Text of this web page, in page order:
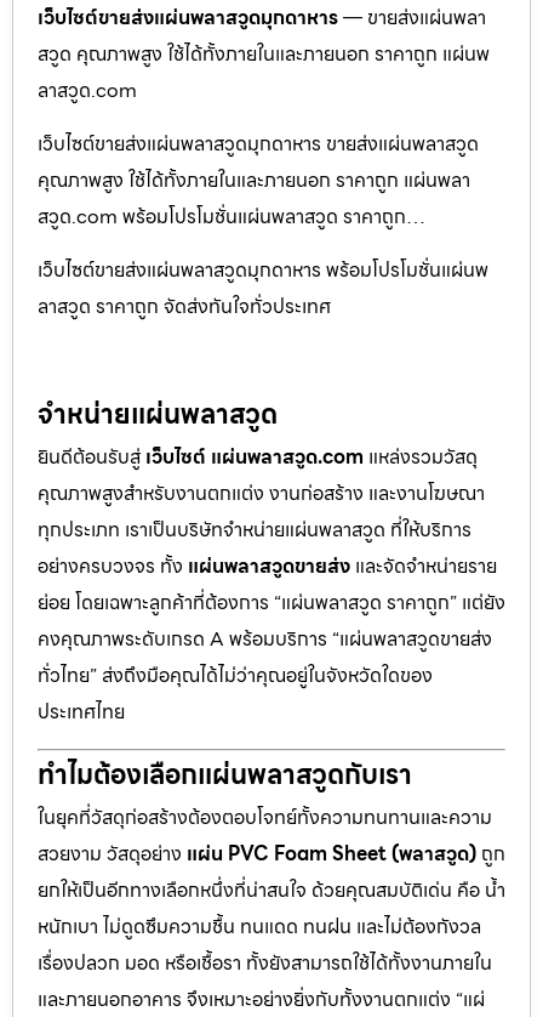
เว็บไซต์ขายส่งแผ่นพลาสวูดมุกดาหาร— ขายส่งแผ่นพลา
สวูด คุณภาพสูง ใช้ได้ทั้งภายในและภายนอก ราคาถูก แผ่นพ
ลาสวูด.com
เว็บไซต์ขายส่งแผ่นพลาสวูดมุกดาหาร ขายส่งแผ่นพลาสวูด
คุณภาพสูง ใช้ได้ทั้งภายในและภายนอก ราคาถูก แผ่นพลา
สวูด.com พร้อมโปรโมชั่นแผ่นพลาสวูด ราคาถูก…
เว็บไซต์ขายส่งแผ่นพลาสวูดมุกดาหาร พร้อมโปรโมชั่นแผ่นพ
ลาสวูด ราคาถูก จัดส่งทันใจทั่วประเทศ
จำหน่ายแผ่นพลาสวูด
ยินดีต้อนรับสู่ เว็บไซต์ แผ่นพลาสวูด.com แหล่งรวมวัสดุ
คุณภาพสูงสำหรับงานตกแต่ง งานก่อสร้าง และงานโฆษณา
ทุกประเภท เราเป็นบริษัทจำหน่ายแผ่นพลาสวูด ที่ให้บริการ
อย่างครบวงจร ทั้ง แผ่นพลาสวูดขายส่ง และจัดจำหน่ายราย
ย่อย โดยเฉพาะลูกค้าที่ต้องการ “แผ่นพลาสวูด ราคาถูก” แต่ยัง
คงคุณภาพระดับเกรด A พร้อมบริการ “แผ่นพลาสวูดขายส่ง
ทั่วไทย” ส่งถึงมือคุณได้ไม่ว่าคุณอยู่ในจังหวัดใดของ
ประเทศไทย
ทำไมต้องเลือกแผ่นพลาสวูดกับเรา
ในยุคที่วัสดุก่อสร้างต้องตอบโจทย์ทั้งความทนทานและความ
สวยงาม วัสดุอย่าง แผ่น PVC Foam Sheet (พลาสวูด) ถูก
ยกให้เป็นอีกทางเลือกหนึ่งที่น่าสนใจ ด้วยคุณสมบัติเด่น คือ น้ำ
หนักเบา ไม่ดูดซึมความชื้น ทนแดด ทนฝน และไม่ต้องกังวล
เรื่องปลวก มอด หรือเชื้อรา ทั้งยังสามารถใช้ได้ทั้งงานภายใน
และภายนอกอาคาร จึงเหมาะอย่างยิ่งกับทั้งงานตกแต่ง “แผ่